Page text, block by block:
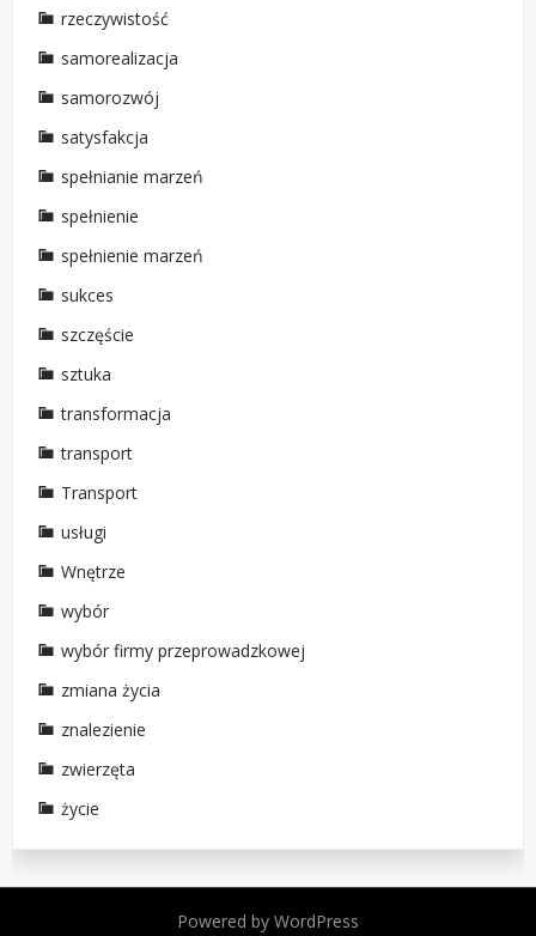
rzeczywistość
samorealizacja
samorozwój
satysfakcja
spełnianie marzeń
spełnienie
spełnienie marzeń
sukces
szczęście
sztuka
transformacja
transport
Transport
usługi
Wnętrze
wybór
wybór firmy przeprowadzkowej
zmiana życia
znalezienie
zwierzęta
życie
Powered by WordPress